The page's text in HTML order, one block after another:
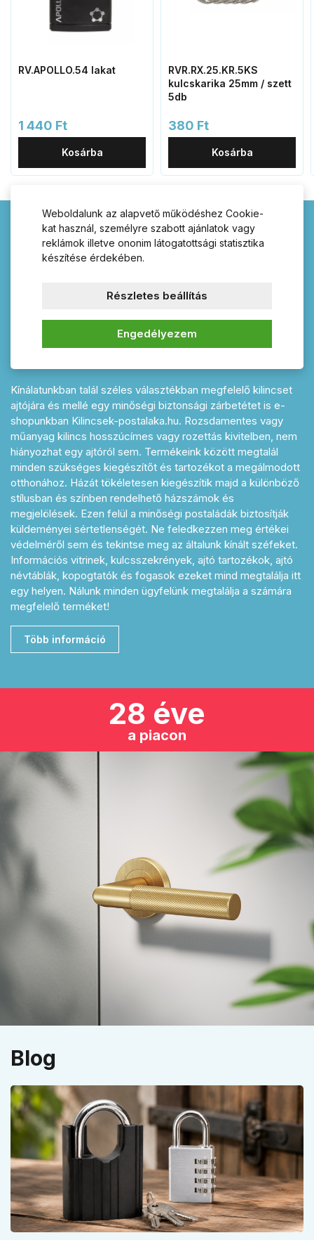
RV.APOLLO.54 lakat
1 440 Ft
Kosárba
RVR.RX.25.KR.5KS
kulcskarika 25mm / szett
5db
380 Ft
Kosárba
Kilincsek-postaládák.hu –
széles választékából!
ajtó kilincsek, postaládák, zárak,
zárbetétek, házszámok, fogasok,
fogantyúk és lakatpántok
Kínálatunkban talál széles választékban megfelelő kilincset
ajtójára és mellé egy minőségi biztonsági zárbetétet is e-
shopunkban Kilincsek-postalaka.hu. Rozsdamentes vagy
műanyag kilincs hosszúcímes vagy rozettás kivitelben, nem
hiányozhat egy ajtóról sem. Termékeink között megtalál
minden szükséges kiegészítőt és tartozékot a megálmodott
otthonához. Házát tökéletesen kiegészítik majd a különböző
stílusban és színben rendelhető házszámok és
megjelölések. Ezen felül a minőségi postaládák biztosítják
küldeményei sértetlenségét. Ne feledkezzen meg értékei
védelméről sem és tekintse meg az általunk kínált széfeket.
Információs vitrinek, kulcsszekrények, ajtó tartozékok, ajtó
névtáblák, kopogtatók és fogasok ezeket mind megtalálja itt
egy helyen. Nálunk minden ügyfelünk megtalálja a számára
megfelelő terméket!
Több információ
28 éve
a piacon
Blog
Weboldalunk az alapvető működéshez Cookie-
kat használ, személyre szabott ajánlatok vagy
reklámok illetve ononim látogatottsági statisztika
készítése érdekében.
Engedélyezem
Részletes beállítás